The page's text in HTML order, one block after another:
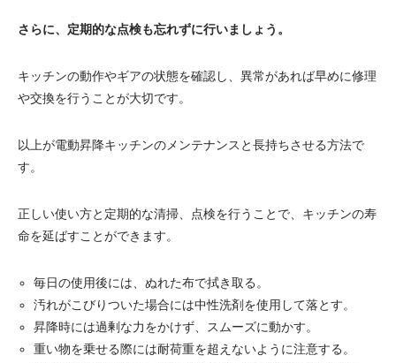
さらに、定期的な点検も忘れずに行いましょう。
キッチンの動作やギアの状態を確認し、異常があれば早めに修理
や交換を行うことが大切です。
以上が電動昇降キッチンのメンテナンスと長持ちさせる方法で
す。
正しい使い方と定期的な清掃、点検を行うことで、キッチンの寿
命を延ばすことができます。
毎日の使用後には、ぬれた布で拭き取る。
汚れがこびりついた場合には中性洗剤を使用して落とす。
昇降時には過剰な力をかけず、スムーズに動かす。
重い物を乗せる際には耐荷重を超えないように注意する。